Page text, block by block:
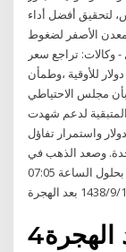
لتحقيق أفضل أداء
المعدن الأصفر لضغوط
وكالات: تراجع سعر
الذهب في المعاملات الفورية 1.66% إلى 1839.46 دولار للأوقية ،وطمأن
مجلس الاحتياطي
المتبقية لدعم شهدت
واستمرار تفاؤل
وصعد الذهب في
المعاملات الفورية 0.3% إلى 1864.29 دولار للأونصة، بحلول الساعة 07:05